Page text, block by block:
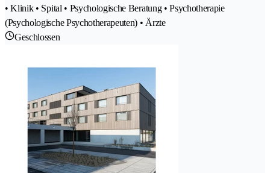
• Klinik • Spital • Psychologische Beratung • Psychotherapie
(Psychologische Psychotherapeuten) • Ärzte
Geschlossen